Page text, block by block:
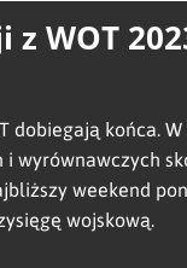
z WOT
dobiegają końca.
wyrównawczych
weekend
wojskową.